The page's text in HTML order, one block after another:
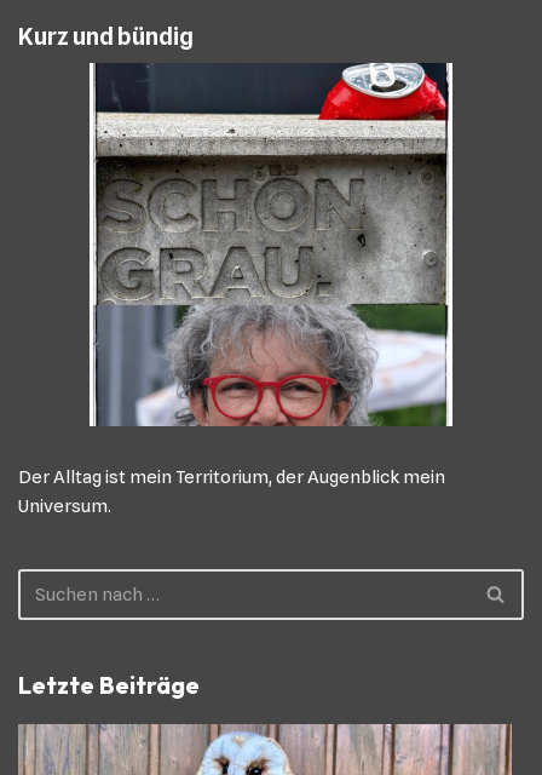
Kurz und bündig
Der Alltag ist mein Territorium, der Augenblick mein
Universum.
Letzte Beiträge